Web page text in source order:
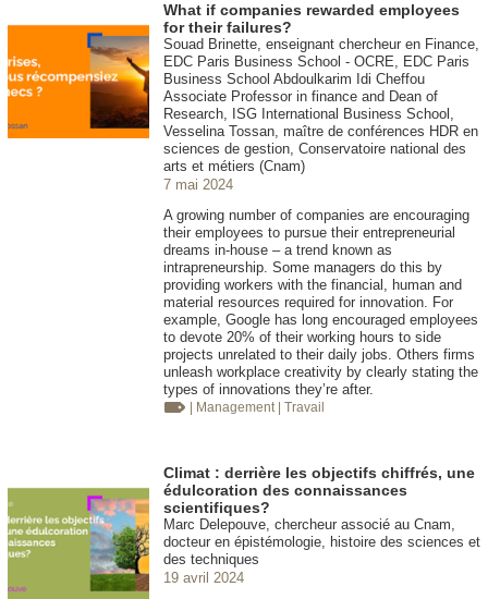
What if companies rewarded employees
for their failures?
Souad Brinette, enseignant chercheur en Finance,
EDC Paris Business School - OCRE, EDC Paris
Business School Abdoulkarim Idi Cheffou
Associate Professor in finance and Dean of
Research, ISG International Business School,
Vesselina Tossan, maître de conférences HDR en
sciences de gestion, Conservatoire national des
arts et métiers (Cnam)
7 mai 2024
A growing number of companies are encouraging
their employees to pursue their entrepreneurial
dreams in-house – a trend known as
intrapreneurship. Some managers do this by
providing workers with the financial, human and
material resources required for innovation. For
example, Google has long encouraged employees
to devote 20% of their working hours to side
projects unrelated to their daily jobs. Others firms
unleash workplace creativity by clearly stating the
types of innovations they’re after.
| Management | Travail
Climat : derrière les objectifs chiffrés, une
édulcoration des connaissances
scientifiques?
Marc Delepouve, chercheur associé au Cnam,
docteur en épistémologie, histoire des sciences et
des techniques
19 avril 2024